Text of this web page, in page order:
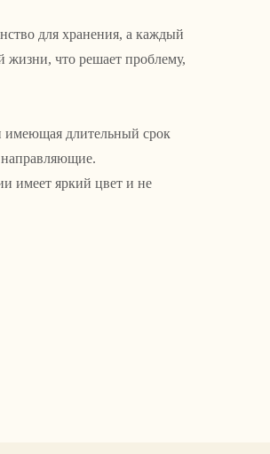
для хранения, а каждый
что решает проблему,
имеющая длительный срок
имеет яркий цвет и не